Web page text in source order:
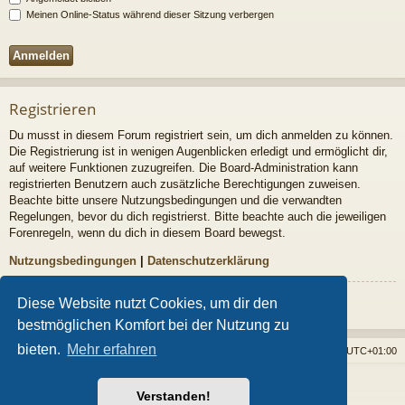
Diese Website nutzt Cookies, um dir den
bestmöglichen Komfort bei der Nutzung zu
bieten. Mehr erfahren
Verstanden!
Meinen Online-Status während dieser Sitzung verbergen
Registrieren
Du musst in diesem Forum registriert sein, um dich anmelden zu können.
Die Registrierung ist in wenigen Augenblicken erledigt und ermöglicht dir,
auf weitere Funktionen zuzugreifen. Die Board-Administration kann
registrierten Benutzern auch zusätzliche Berechtigungen zuweisen.
Beachte bitte unsere Nutzungsbedingungen und die verwandten
Regelungen, bevor du dich registrierst. Bitte beachte auch die jeweiligen
Forenregeln, wenn du dich in diesem Board bewegst.
Nutzungsbedingungen | Datenschutzerklärung
Registrieren
Foren-Übersicht UTC+01:00
Powered byphpBB® Forum Software © phpBB Limited
Style vonArty- phpBB 3.3 von MrGaby